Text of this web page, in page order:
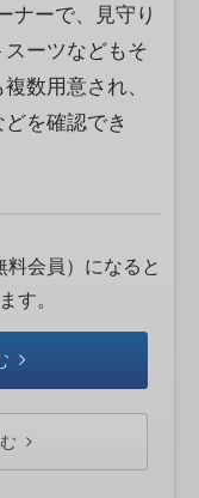
ナーで、見守り
ーツなどもそ
数用意され、
を確認でき
料会員）になると
す。